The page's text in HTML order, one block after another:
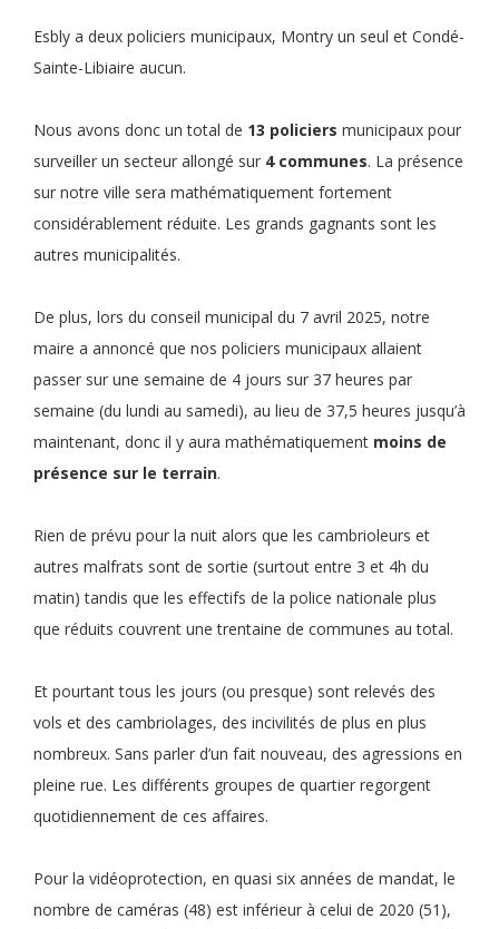
Esbly a deux policiers municipaux, Montry un seul et Condé-
Sainte-Libiaire aucun.
Nous avons donc un total de 13 policiers municipaux pour
surveiller un secteur allongé sur 4 communes. La présence
sur notre ville sera mathématiquement fortement
considérablement réduite. Les grands gagnants sont les
autres municipalités.
De plus, lors du conseil municipal du 7 avril 2025, notre
maire a annoncé que nos policiers municipaux allaient
passer sur une semaine de 4 jours sur 37 heures par
semaine (du lundi au samedi), au lieu de 37,5 heures jusqu’à
maintenant, donc il y aura mathématiquement moins de
présence sur le terrain.
Rien de prévu pour la nuit alors que les cambrioleurs et
autres malfrats sont de sortie (surtout entre 3 et 4h du
matin) tandis que les effectifs de la police nationale plus
que réduits couvrent une trentaine de communes au total.
Et pourtant tous les jours (ou presque) sont relevés des
vols et des cambriolages, des incivilités de plus en plus
nombreux. Sans parler d’un fait nouveau, des agressions en
pleine rue. Les différents groupes de quartier regorgent
quotidiennement de ces affaires.
Pour la vidéoprotection, en quasi six années de mandat, le
nombre de caméras (48) est inférieur à celui de 2020 (51),